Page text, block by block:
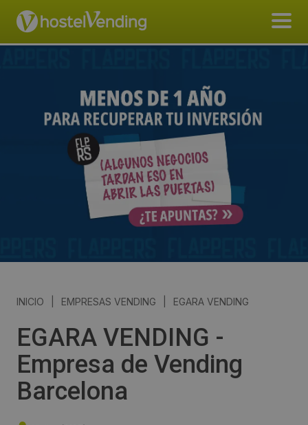
INICIO EMPRESAS VENDING EGARA VENDING
EGARA VENDING -
Empresa de Vending
Barcelona